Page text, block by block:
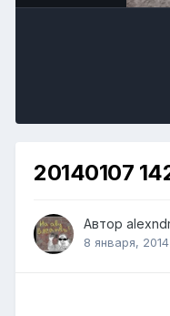
20140107
Автор
8 января, 2014